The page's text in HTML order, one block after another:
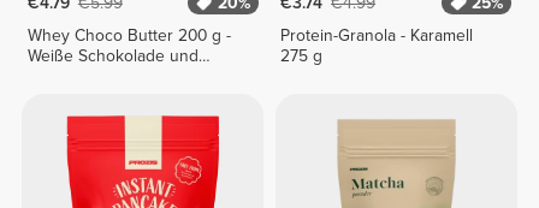
Whey Choco Butter 200 g -
Weiße Schokolade und
Protein-Granola - Karamell
275 g